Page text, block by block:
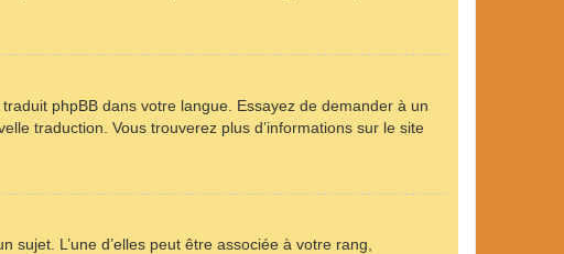
phpBB dans votre langue. Essayez de demander à un
traduction. Vous trouverez plus d’informations sur le site
L’une d’elles peut être associée à votre rang,